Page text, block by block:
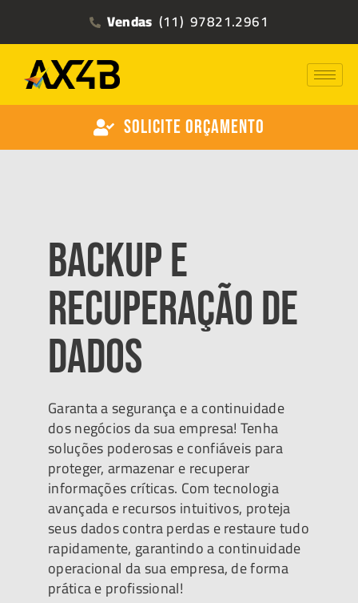
Vendas (11) 97821.2961
Solicite Orçamento
Backup e
Recuperação de
Dados
Garanta a segurança e a continuidade
dos negócios da sua empresa! Tenha
soluções poderosas e confiáveis para
proteger, armazenar e recuperar
informações críticas. Com tecnologia
avançada e recursos intuitivos, proteja
seus dados contra perdas e restaure tudo
rapidamente, garantindo a continuidade
operacional da sua empresa, de forma
prática e profissional!